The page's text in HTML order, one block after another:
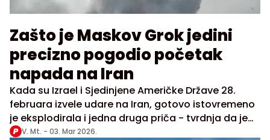
Zašto je Maskov Grok jedini
precizno pogodio početak
napada na Iran
Kada su Izrael i Sjedinjene Američke Države 28.
februara izvele udare na Iran, gotovo istovremeno
je eksplodirala i jedna druga priča - tvrdnja da je
veštačka inteligencija unapred „pogodila“ datum
V. Mt. - 03. Mar 2026.